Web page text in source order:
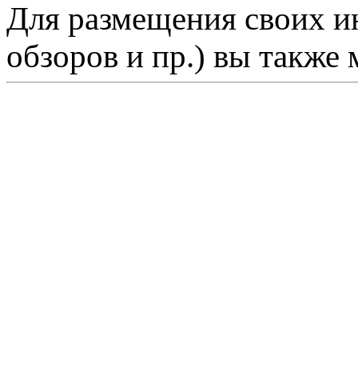
Для размещения своих
обзоров и пр.) вы также